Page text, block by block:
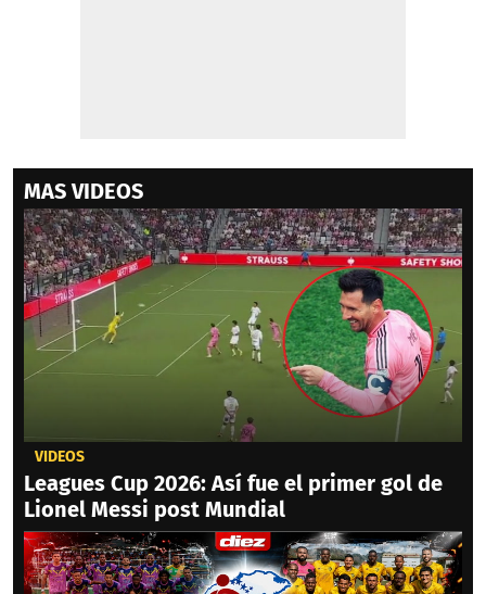
MAS VIDEOS
VIDEOS
Leagues Cup 2026: Así fue el primer gol de
Lionel Messi post Mundial